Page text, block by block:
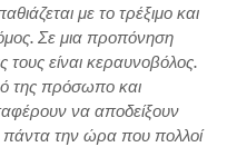
με το τρέξιμο και
Σε μια προπόνηση
είναι κεραυνοβόλος.
της πρόσωπο και
να αποδείξουν
την ώρα που πολλοί